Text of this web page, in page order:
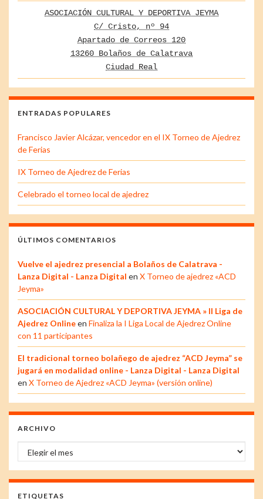
ASOCIACIÓN CULTURAL Y DEPORTIVA JEYMA
C/ Cristo, nº 94
Apartado de Correos 120
13260 Bolaños de Calatrava
Ciudad Real
ENTRADAS POPULARES
Francisco Javier Alcázar, vencedor en el IX Torneo de Ajedrez
de Ferias
IX Torneo de Ajedrez de Ferias
Celebrado el torneo local de ajedrez
ÚLTIMOS COMENTARIOS
Vuelve el ajedrez presencial a Bolaños de Calatrava -
Lanza Digital - Lanza Digital en X Torneo de ajedrez «ACD
Jeyma»
ASOCIACIÓN CULTURAL Y DEPORTIVA JEYMA » II Liga de
Ajedrez Onlineen Finaliza la I Liga Local de Ajedrez Online
con 11 participantes
El tradicional torneo bolañego de ajedrez “ACD Jeyma” se
jugará en modalidad online - Lanza Digital - Lanza Digital
en X Torneo de Ajedrez «ACD Jeyma» (versión online)
ARCHIVO
Archivo
ETIQUETAS